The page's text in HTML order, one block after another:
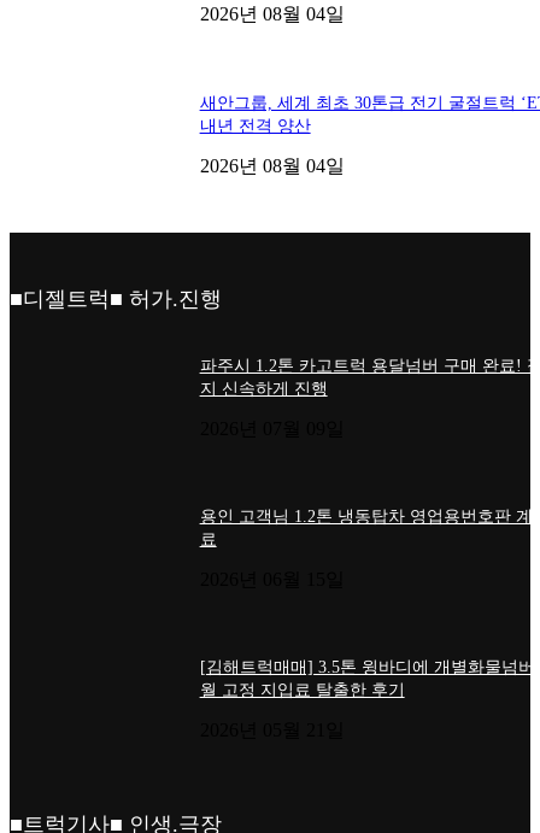
2026년 08월 04일
새안그룹, 세계 최초 30톤급 전기 굴절트럭
내년 전격 양산
2026년 08월 04일
■디젤트럭■ 허가.진행
파주시 1.2톤 카고트럭 용달넘버 구매 완료!
지 신속하게 진행
용인 고객님 1.2톤 냉동탑차 영업용번호판 계
료
[김해트럭매매] 3.5톤 윙바디에 개별화물넘버
월 고정 지입료 탈출한 후기
■트럭기사■ 인생.극장